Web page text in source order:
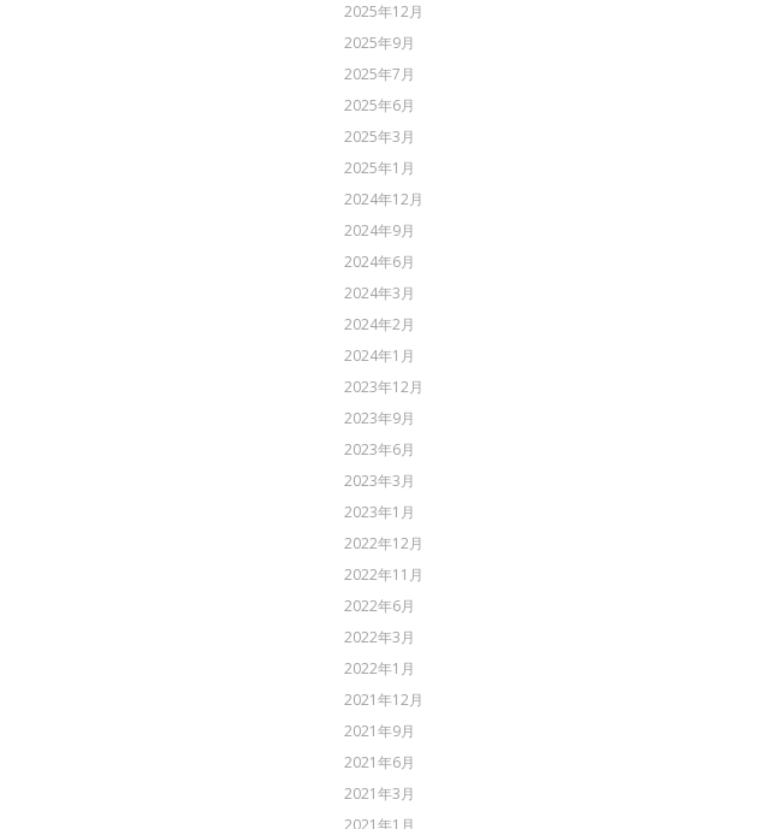
2025年12月
2025年9月
2025年7月
2025年6月
2025年3月
2025年1月
2024年12月
2024年9月
2024年6月
2024年3月
2024年2月
2024年1月
2023年12月
2023年9月
2023年6月
2023年3月
2023年1月
2022年12月
2022年11月
2022年6月
2022年3月
2022年1月
2021年12月
2021年9月
2021年6月
2021年3月
2021年1月